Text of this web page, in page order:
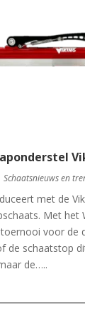
Schaatsnieuws en
met de
Met het
voor de
de schaatstop
de…..